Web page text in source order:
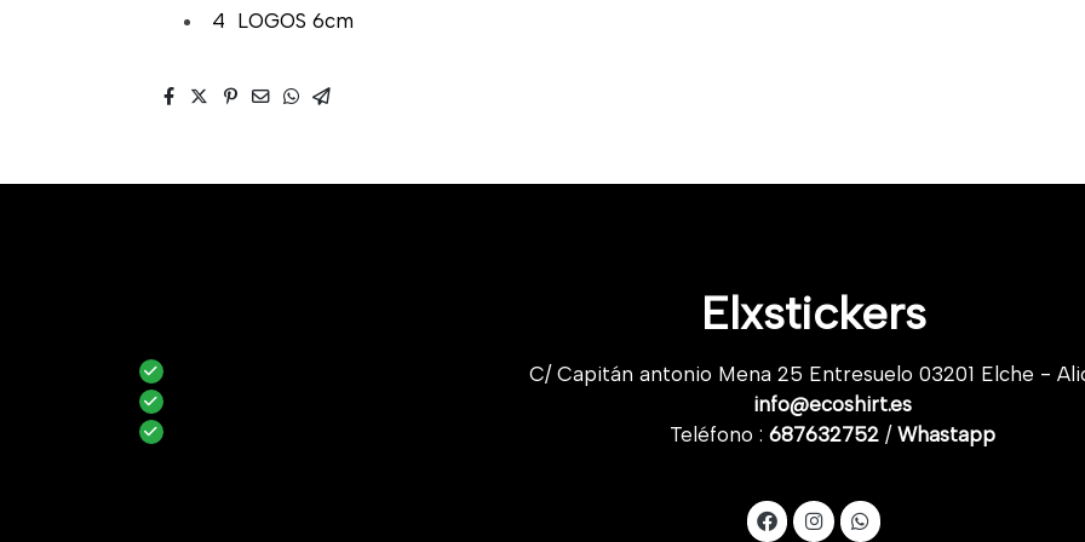
4 LOGOS 6cm
Elxstickers
C/ Capitán antonio Mena 25 Entresuelo 03201 Elche -
info@ecoshirt.es
Teléfono : 687632752/ Whastapp